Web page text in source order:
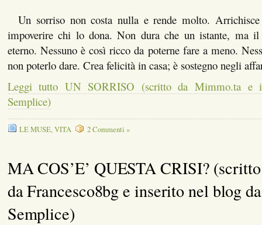
Un sorriso non costa nulla e rende molto.
impoverire chi lo dona. Non dura che un istante, ma
eterno. Nessuno è così ricco da poterne fare a meno.
non poterlo dare. Crea felicità in casa; è sostegno negli
Leggi tutto UN SORRISO (scritto da Mimmo.ta e
Semplice)
LE MUSE,VITA 2 Commenti »
MA COS’E’ QUESTA CRISI? (scritto
da Francesco8bg e inserito nel blog da
Semplice)